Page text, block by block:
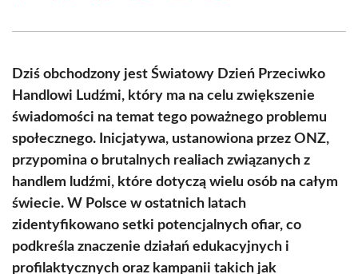
(Twitter)
Dziś obchodzony jest Światowy Dzień Przeciwko
Handlowi Ludźmi, który ma na celu zwiększenie
świadomości na temat tego poważnego problemu
społecznego. Inicjatywa, ustanowiona przez ONZ,
przypomina o brutalnych realiach związanych z
handlem ludźmi, które dotyczą wielu osób na całym
świecie. W Polsce w ostatnich latach
zidentyfikowano setki potencjalnych ofiar, co
podkreśla znaczenie działań edukacyjnych i
profilaktycznych oraz kampanii takich jak